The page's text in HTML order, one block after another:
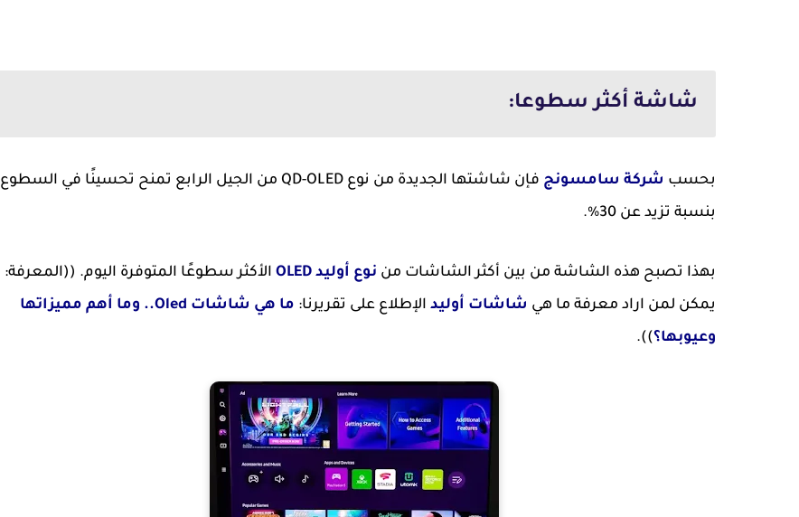
شاشة أكثر سطوعا:
بحسب شركة سامسونج
فإن شاشتها الجديدة من نوع QD-OLED من الجيل الرابع تمنح تحسينًا في السطوع
بنسبة تزيد عن 30%.
بهذا تصبح هذه الشاشة من بين أكثر الشاشات من نوع أوليد OLED
الأكثر سطوعًا المتوفرة اليوم. ((المعرفة:
يمكن لمن اراد معرفة ما هي شاشات أوليد الإطلاع على تقريرنا:
ما هي شاشات Oled.. وما أهم مميزاتها
وعيوبها؟)).